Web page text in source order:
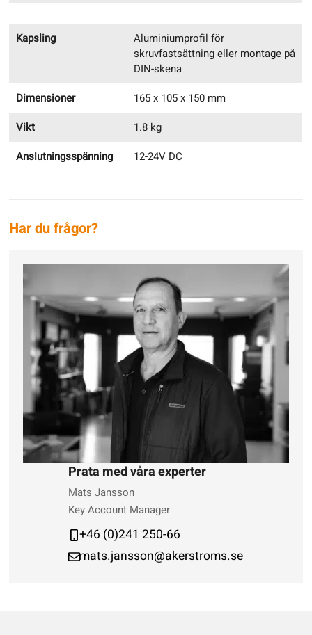
Kapsling
Aluminiumprofil för
skruvfastsättning eller montage på
DIN-skena
Dimensioner
165 x 105 x 150 mm
Vikt
1.8 kg
Anslutningsspänning
12-24V DC
Har du frågor?
Prata med våra experter
Mats Jansson
Key Account Manager
+46 (0)241 250-66
mats.jansson@akerstroms.se